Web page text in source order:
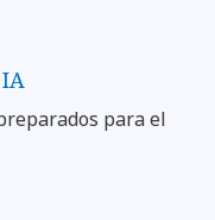
para el